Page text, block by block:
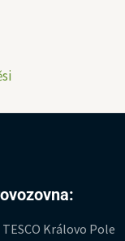
Královo Pole